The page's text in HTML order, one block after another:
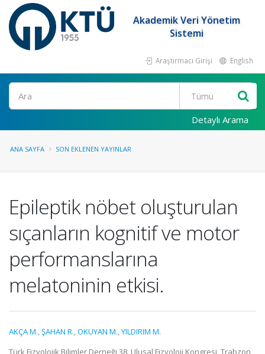
Akademik Veri Yönetim
Sistemi
Araştırmacı Girişi English
Ara
Detaylı Arama
ANA SAYFA SON EKLENEN YAYINLAR
Epileptik nöbet oluşturulan
sıçanların kognitif ve motor
performanslarına
melatoninin etkisi.
AKÇA M.,ŞAHAN R.,OKUYAN M.,YILDIRIM M.
Türk Fizyolojik Bilimler Derneği 38. Ulusal Fizyoloji Kongresi, Trabzon,